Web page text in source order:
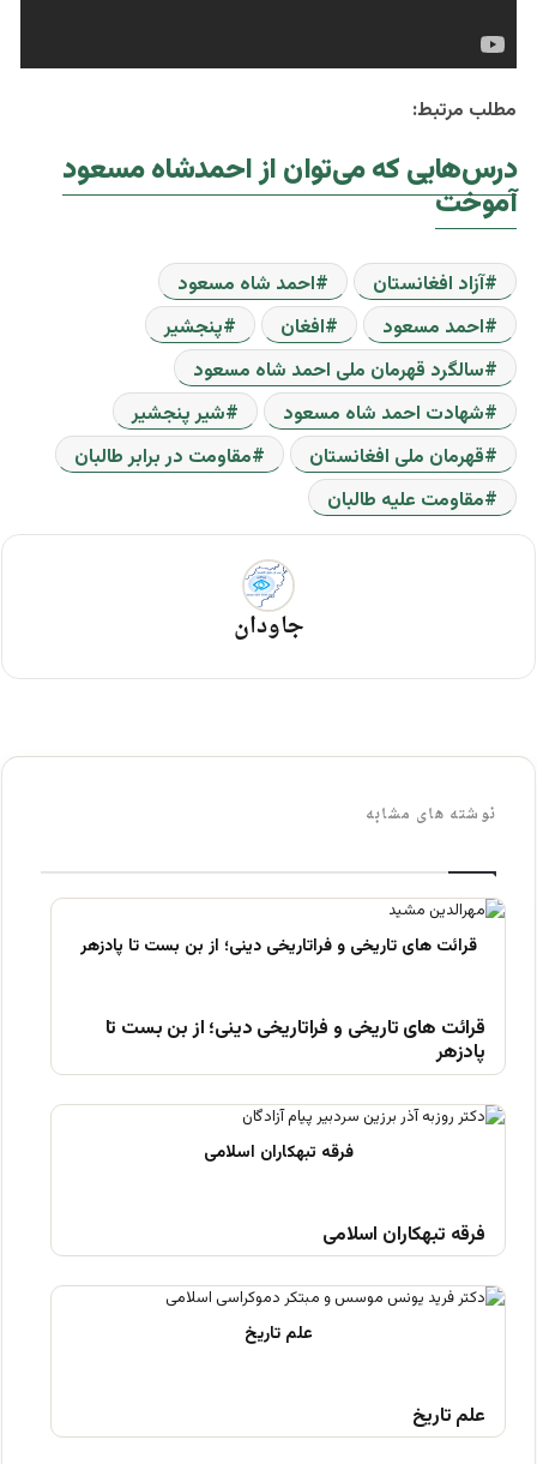
مطلب مرتبط:
درس‌هایی که می‌توان از احمدشاه مسعود
آموخت
آزاد افغانستان
احمد شاه مسعود
احمد مسعود
افغان
پنجشیر
سالگرد قهرمان ملی احمد شاه مسعود
شهادت احمد شاه مسعود
شیر پنجشیر
قهرمان ملی افغانستان
مقاومت در برابر طالبان
مقاومت علیه طالبان
جاودان
نوشته های مشابه
قرائت های تاریخی و فراتاریخی دینی؛ از بن بست تا
پادزهر
فرقه تبهکاران اسلامی
علم تاریخ